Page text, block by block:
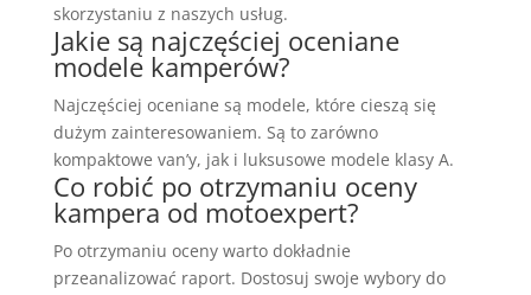
skorzystaniu z naszych usług.
Jakie są najczęściej oceniane
modele kamperów?
Najczęściej oceniane są modele, które cieszą się
dużym zainteresowaniem. Są to zarówno
kompaktowe van’y, jak i luksusowe modele klasy A.
Co robić po otrzymaniu oceny
kampera od motoexpert?
Po otrzymaniu oceny warto dokładnie
przeanalizować raport. Dostosuj swoje wybory do